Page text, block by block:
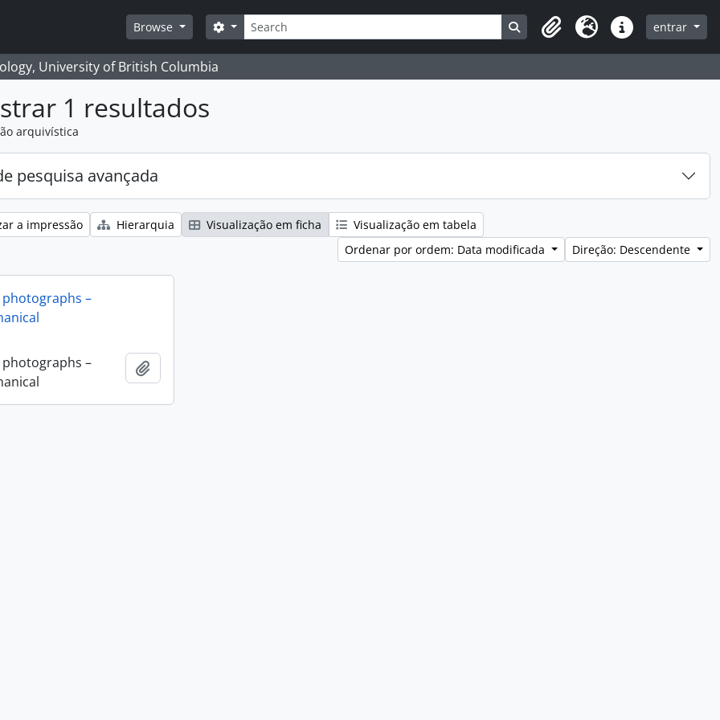
Browse
Pesquisar
Search options Search in browse page
Clipboard
Idioma Ligações rápidas
entrar
University of British Columbia
1 resultados
arquivística
pesquisa avançada
a impressão Hierarquia Visualização em ficha
Visualização em tabela
Ordenar por ordem: Data modificada
Direção: Descendente
–
–